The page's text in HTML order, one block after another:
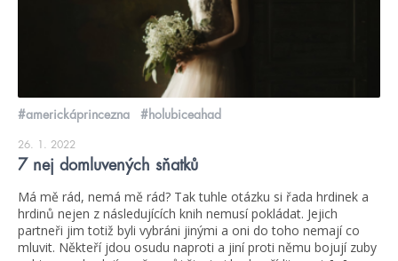
#americkáprincezna #holubiceahad
26. 1. 2022
7 nej domluvených sňatků
Má mě rád, nemá mě rád? Tak tuhle otázku si řada hrdinek a
hrdinů nejen z následujících knih nemusí pokládat. Jejich
partneři jim totiž byli vybráni jinými a oni do toho nemají co
mluvit. Někteří jdou osudu naproti a jiní proti němu bojují zuby